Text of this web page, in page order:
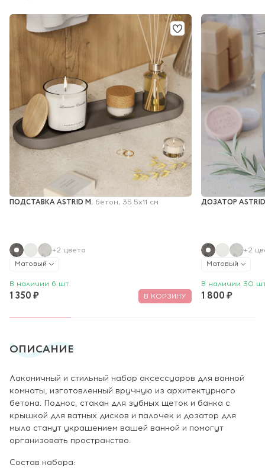
ПОДСТАВКА ASTRID M, бетон, 35.5x11 см
+2 цвета
Матовый
В наличии 6 шт.
1 350 ₽ В КОРЗИНУ
ДОЗАТОР ASTRID
+2
Матовый
В наличии 30
1 800 ₽
ОПИСАНИЕ
Лаконичный и стильный набор аксессуаров для ванной
комнаты, изготовленный вручную из архитектурного
бетона. Поднос, стакан для зубных щеток и банка с
крышкой для ватных дисков и палочек и дозатор для
мыла станут украшением вашей ванной и помогут
организовать пространство.
Состав набора: